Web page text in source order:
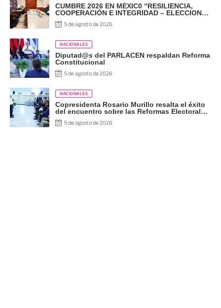
CUMBRE 2026 EN MÉXIC0 “RESILIENCIA,
COOPERACIÓN E INTEGRIDAD – ELECCIONES
EN EL SIGLO XXI”
5 de agosto de 2026
NACIONALES
Diputad@s del PARLACEN respaldan Reforma
Constitucional
5 de agosto de 2026
NACIONALES
Copresidenta Rosario Murillo resalta el éxito
del encuentro sobre las Reformas Electorales
con diputados del PARLACEN
5 de agosto de 2026